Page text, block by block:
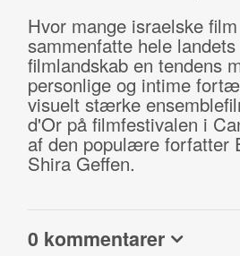
Hvor mange israelske
sammenfatte hele
filmlandskab en tendens
personlige og intime
visuelt stærke
d'Or på filmfestivalen i
af den populære forfatter
Shira Geffen.
0 kommentarer